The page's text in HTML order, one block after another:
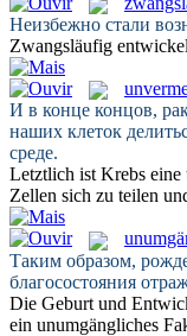
Неизбежно стали
Zwangsläufig
И в конце концов,
наших клеток
среде.
Letztlich ist Krebs eine
Zellen sich zu teilen
Таким образом,
благосостояния
Die Geburt und
ein unumgängliches